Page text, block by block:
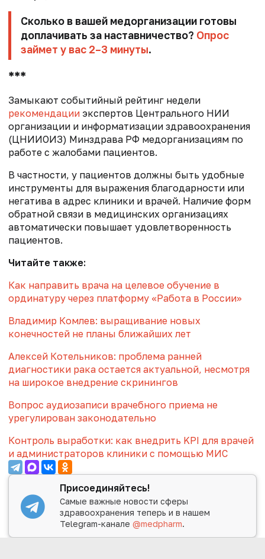
Сколько в вашей медорганизации готовы
доплачивать за наставничество? Опрос
займет у вас 2–3 минуты.
***
Замыкают событийный рейтинг недели
рекомендации экспертов Центрального НИИ
организации и информатизации здравоохранения
(ЦНИИОИЗ) Минздрава РФ медорганизациям по
работе с жалобами пациентов.
В частности, у пациентов должны быть удобные
инструменты для выражения благодарности или
негатива в адрес клиники и врачей. Наличие форм
обратной связи в медицинских организациях
автоматически повышает удовлетворенность
пациентов.
Читайте также:
Как направить врача на целевое обучение в
ординатуру через платформу «Работа в России»
Владимир Комлев: выращивание новых
конечностей не планы ближайших лет
Алексей Котельников: проблема ранней
диагностики рака остается актуальной, несмотря
на широкое внедрение скринингов
Вопрос аудиозаписи врачебного приема не
урегулирован законодательно
Контроль выработки: как внедрить KPI для врачей
и администраторов клиники с помощью МИС
Присоединяйтесь!
Самые важные новости сферы
здравоохранения теперь и в нашем
Telegram-канале@medpharm.